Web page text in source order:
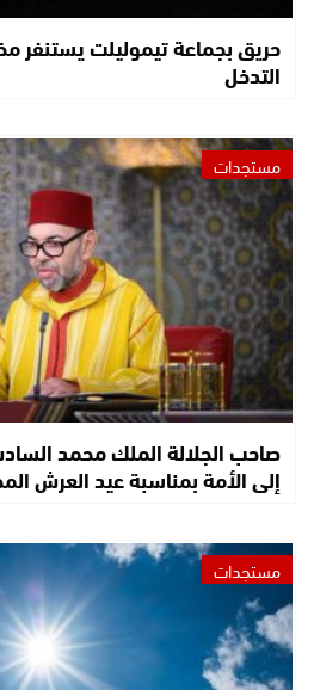
حريق بجماعة تيموليلت
التدخل
مستجدات
صاحب الجلالة الملك محمد
إلى الأمة بمناسبة عيد العرش
مستجدات